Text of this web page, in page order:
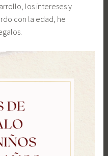
los intereses y
con la edad, he